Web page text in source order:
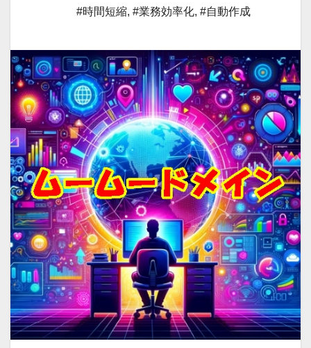
#時間短縮, #業務効率化, #自動作成